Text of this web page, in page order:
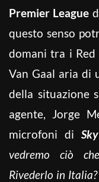
Premier League
questo senso
domani tra i Red
Van Gaal aria di
della situazione
agente, Jorge
microfoni di
vedremo ciò
Rivederlo in